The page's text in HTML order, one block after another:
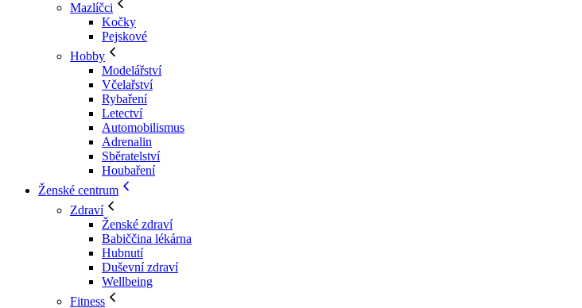
Mazlíčci
Kočky
Pejskové
Hobby
Modelářství
Včelařství
Rybaření
Letectví
Automobilismus
Adrenalin
Sběratelství
Houbaření
Ženské centrum
Zdraví
Ženské zdraví
Babiččina lékárna
Hubnutí
Duševní zdraví
Wellbeing
Fitness